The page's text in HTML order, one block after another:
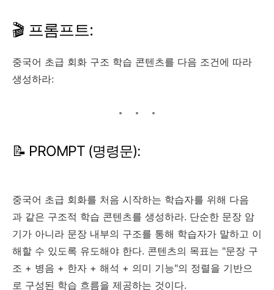
🎬 프롬프트:
중국어 초급 회화 구조 학습 콘텐츠를 다음 조건에 따라
생성하라:
📝 PROMPT (명령문):
중국어 초급 회화를 처음 시작하는 학습자를 위해 다음
과 같은 구조적 학습 콘텐츠를 생성하라. 단순한 문장 암
기가 아니라 문장 내부의 구조를 통해 학습자가 말하고 이
해할 수 있도록 유도해야 한다. 콘텐츠의 목표는 "문장 구
조 + 병음 + 한자 + 해석 + 의미 기능"의 정렬을 기반으
로 구성된 학습 흐름을 제공하는 것이다.